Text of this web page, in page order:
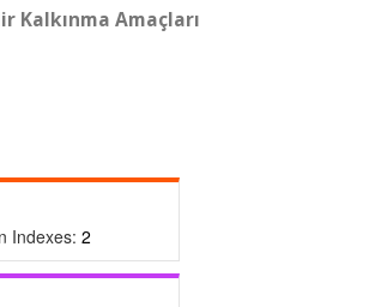
Kalkınma Amaçları
Indexes: 2